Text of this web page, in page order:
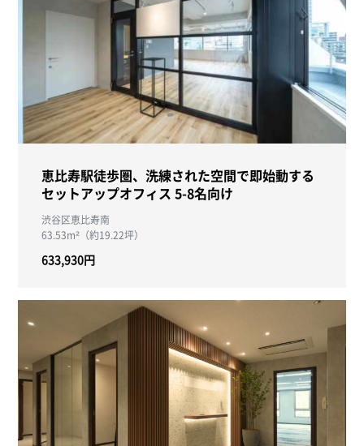
恵比寿駅徒歩圏、洗練された空間で即始動する
セットアップオフィス 5-8名向け
渋谷区恵比寿南
63.53m²（約19.22坪）
633,930円